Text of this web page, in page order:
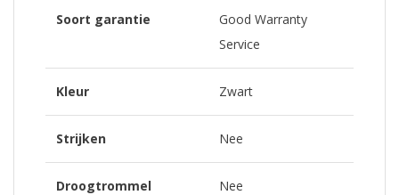
Soort garantie
Good Warranty
Service
Kleur Zwart
Strijken Nee
Droogtrommel Nee